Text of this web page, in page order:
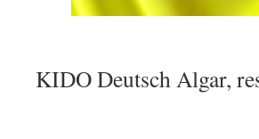
KIDO Deutsch Algar,